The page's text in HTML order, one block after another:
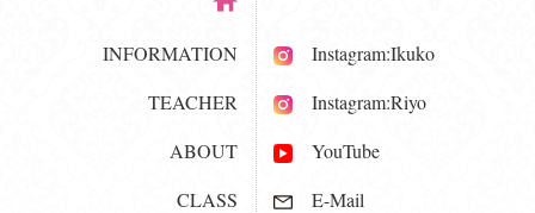
INFORMATION
TEACHER
ABOUT
CLASS
Instagram:Ikuko
Instagram:Riyo
YouTube
E-Mail